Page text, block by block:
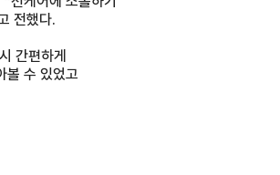
전했다.
간편하게
볼 수 있었고